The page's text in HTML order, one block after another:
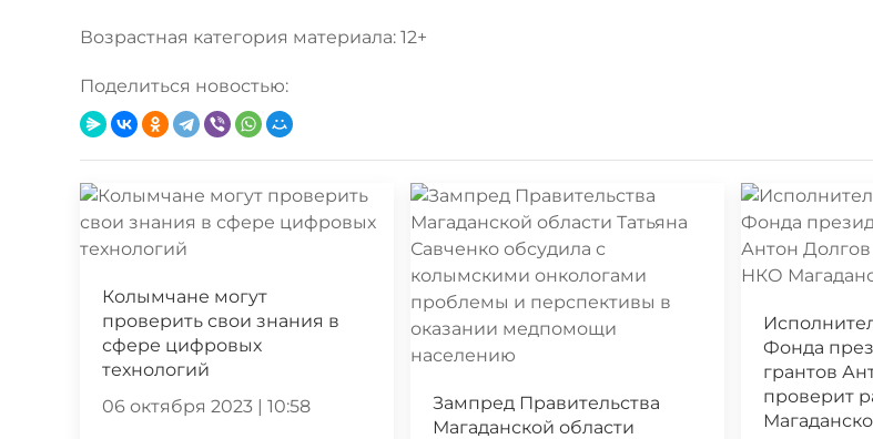
Возрастная категория материала: 12+
Поделиться новостью:
Колымчане могут
проверить свои знания в
сфере цифровых
технологий
06 октября 2023 | 10:58
Зампред Правительства
Магаданской области
Фонда
грантов
проверит